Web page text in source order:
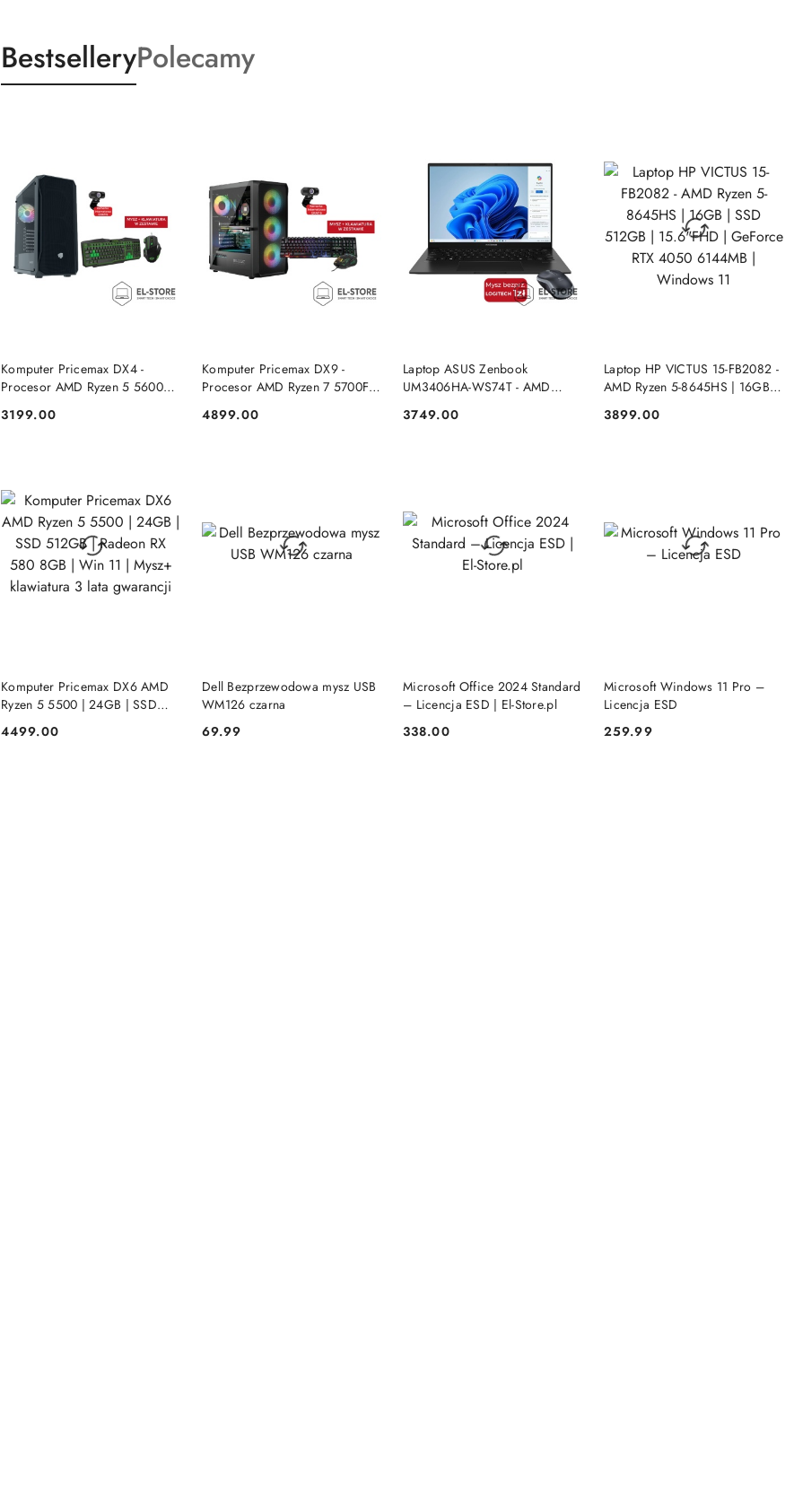
BestselleryPolecamy
Komputer Pricemax DX4 -
Procesor AMD Ryzen 5 5600G
512GB Win 11 PRO
Cena:
3199.00
DO KOSZYKA
Komputer Pricemax DX9 -
Procesor AMD Ryzen 7 5700F |
GeForce RTX 5050 8GB | Win
Cena:
4899.00
DO KOSZYKA
Laptop ASUS Zenbook
UM3406HA-WS74T - AMD
512GB | 14" OLED (1920x1200)
Cena:
3749.00
PRODUKT NIEDOSTĘPNY
Laptop HP VICTUS 15-FB2082 -
AMD Ryzen 5-8645HS | 16GB |
GeForce RTX 4050 6144MB |
Cena:
3899.00
PRODUKT NIEDOSTĘPNY
Komputer Pricemax DX6 AMD
Ryzen 5 5500 | 24GB | SSD
Win 11 | Mysz+ klawiatura 3 lata
Cena:
4499.00
DO KOSZYKA
Dell Bezprzewodowa mysz USB
WM126 czarna
Cena:
69.99
DO KOSZYKA
Microsoft Office 2024 Standard
– Licencja ESD | El-Store.pl
Cena:
338.00
DO KOSZYKA
Microsoft Windows 11 Pro –
Licencja ESD
Cena:
259.99
DO KOSZYKA